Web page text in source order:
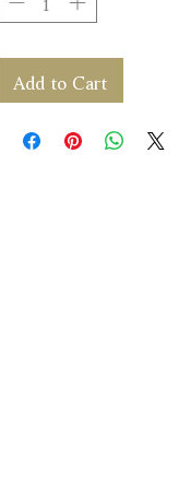
Add to Cart